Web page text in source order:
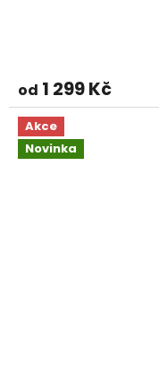
od 1 299 Kč
Akce
Novinka